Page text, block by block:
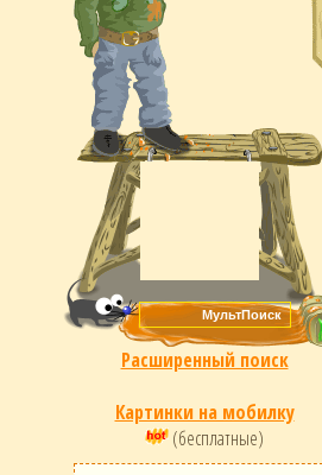
Расширенный поиск
Картинки на мобилку
(бесплатные)